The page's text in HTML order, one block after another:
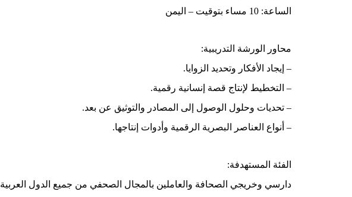
الساعة: 10 مساء بتوقيت – اليمن
محاور الورشة التدريبية:
– إيجاد الأفكار وتحديد الزوايا.
– التخطيط لإنتاج قصة إنسانية رقمية.
– تحديات وحلول الوصول إلى المصادر والتوثيق عن بعد.
– أنواع العناصر البصرية الرقمية وأدوات إنتاجها.
الفئة المستهدفة:
دارسي وخريجي الصحافة والعاملين بالمجال الصحفي من جميع الدول العربية